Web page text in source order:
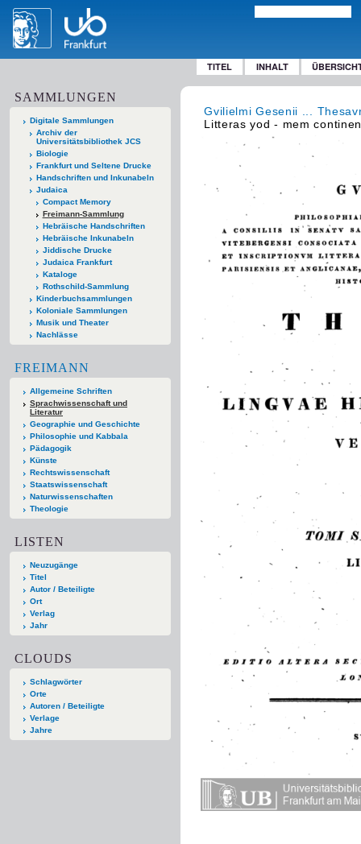
TITEL INHALT
SAMMLUNGEN
Digitale Sammlungen
Archiv der
Universitätsbibliothek JCS
Biologie
Frankfurt und Seltene Drucke
Handschriften und Inkunabeln
Judaica
Compact Memory
Freimann-Sammlung
Hebräische Handschriften
Hebräische Inkunabeln
Jiddische Drucke
Judaica Frankfurt
Kataloge
Rothschild-Sammlung
Kinderbuchsammlungen
Koloniale Sammlungen
Musik und Theater
Nachlässe
FREIMANN
Allgemeine Schriften
Sprachwissenschaft und
Literatur
Geographie und Geschichte
Philosophie und Kabbala
Pädagogik
Künste
Rechtswissenschaft
Staatswissenschaft
Naturwissenschaften
Theologie
LISTEN
Neuzugänge
Titel
Autor / Beteiligte
Ort
Verlag
Jahr
CLOUDS
Schlagwörter
Orte
Autoren / Beteiligte
Verlage
Jahre
Gvilielmi Gesenii ...
Litteras yod - mem